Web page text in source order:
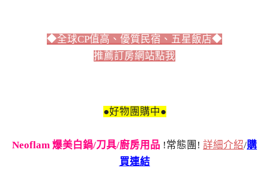
◆全球CP值高、優質民宿、五星飯店◆
推薦訂房網站點我
●好物團購中●
Neoflam 爆美白鍋/刀具/廚房用品 !常態團! 詳細介紹/購
買連結